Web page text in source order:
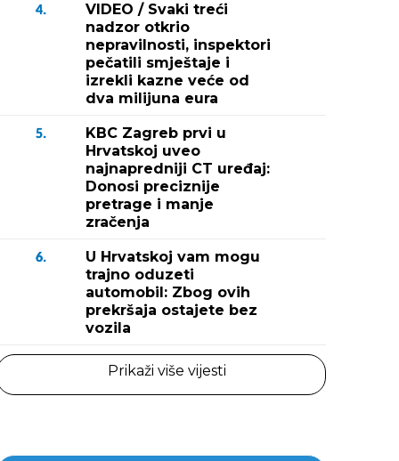
4.
VIDEO / Svaki treći
nadzor otkrio
nepravilnosti, inspektori
pečatili smještaje i
izrekli kazne veće od
dva milijuna eura
5.
KBC Zagreb prvi u
Hrvatskoj uveo
najnapredniji CT uređaj:
Donosi preciznije
pretrage i manje
zračenja
6.
U Hrvatskoj vam mogu
trajno oduzeti
automobil: Zbog ovih
prekršaja ostajete bez
vozila
Prikaži više vijesti